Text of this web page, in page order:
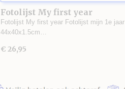
Fotolijst My first year
Fotolijst My first year Fotolijst mijn 1e jaar
44x40x1.5cm…
€ 26,95